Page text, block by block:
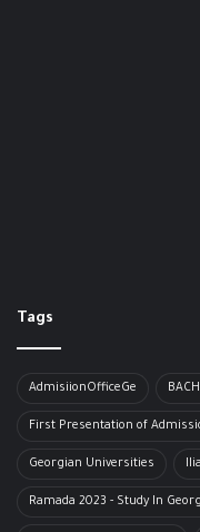
Tags
AdmisiionOfficeGe
First Presentation of
Georgian Universities
Ramada 2023 - Study In